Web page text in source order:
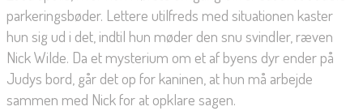
parkeringsbøder. Lettere utilfreds med situationen kaster
hun sig ud i det, indtil hun møder den snu svindler, ræven
Nick Wilde. Da et mysterium om et af byens dyr ender på
Judys bord, går det op for kaninen, at hun må arbejde
sammen med Nick for at opklare sagen.